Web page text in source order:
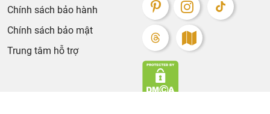
Chính sách bảo hành
Chính sách bảo mật
Trung tâm hỗ trợ